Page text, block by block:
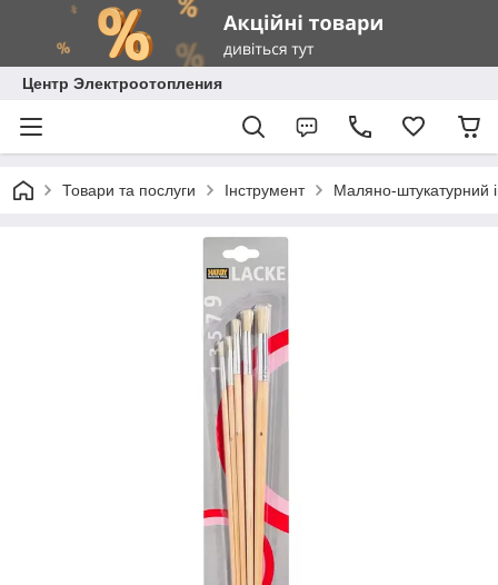
Центр Электроотопления
Товари та послуги Інструмент Маляно-штукатурний